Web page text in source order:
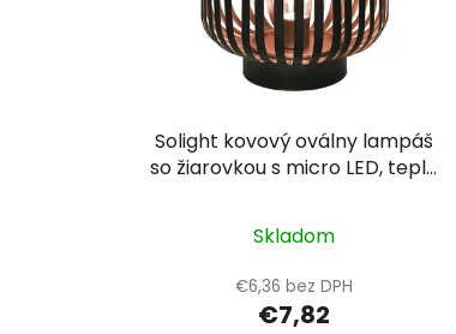
Solight kovový oválny lampáš
so žiarovkou s micro LED, teplá
Skladom
€6,36 bez DPH
€7,82